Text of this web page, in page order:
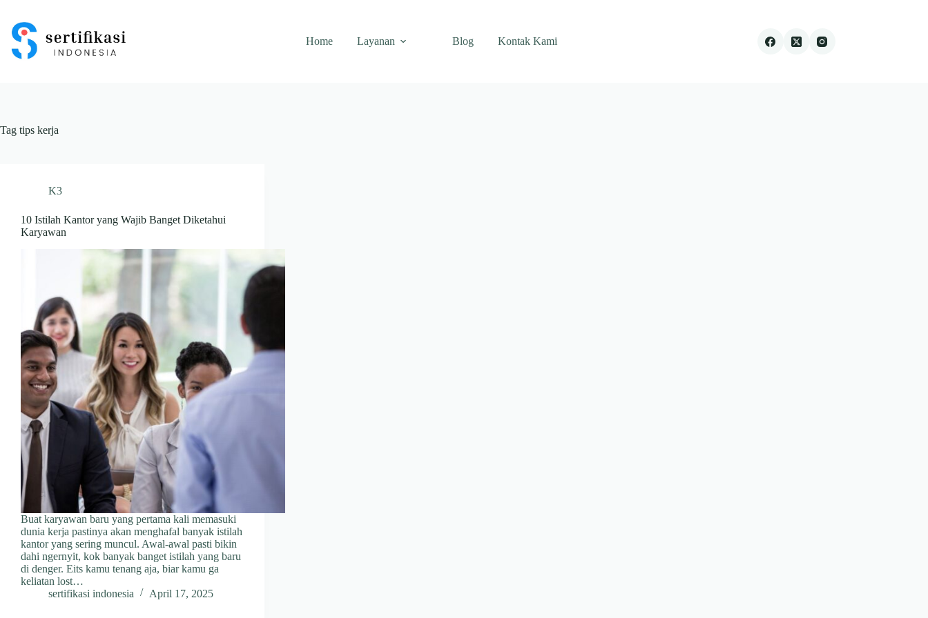
content
Home
Layanan Blog Kontak Kami
Tag tips kerja
K3
10 Istilah Kantor yang Wajib Banget Diketahui
Karyawan
Buat karyawan baru yang pertama kali memasuki
dunia kerja pastinya akan menghafal banyak istilah
kantor yang sering muncul. Awal-awal pasti bikin
dahi ngernyit, kok banyak banget istilah yang baru
di denger. Eits kamu tenang aja, biar kamu ga
keliatan lost…
sertifikasi indonesia
April 17, 2025